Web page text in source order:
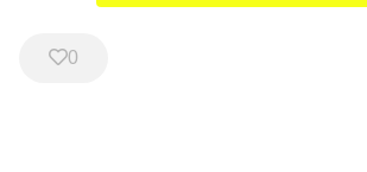
0